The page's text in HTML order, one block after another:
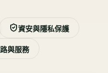
資安與隱私保護
與服務